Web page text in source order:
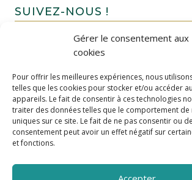
Gérer le consentement aux
cookies
Pour offrir les meilleures expériences, nous
telles que les cookies pour stocker et/ou accéder
appareils. Le fait de consentir à ces technologies
traiter des données telles que le comportement de
uniques sur ce site. Le fait de ne pas consentir ou
consentement peut avoir un effet négatif sur
et fonctions.
SUIVEZ-NOUS !
FAIRE UN DON